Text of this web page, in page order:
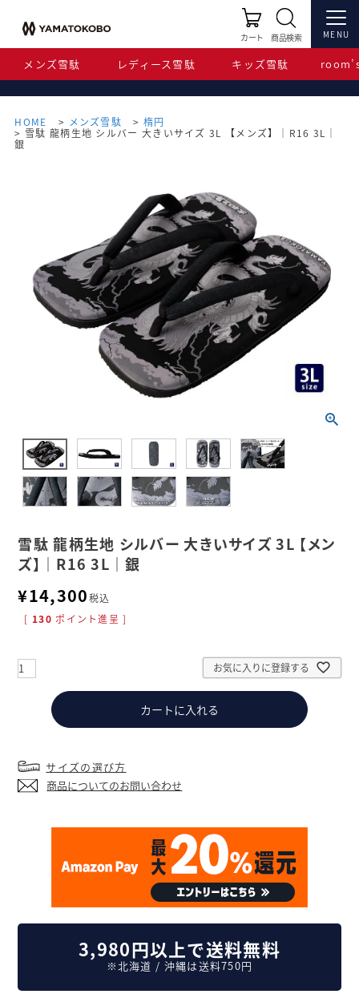
カート 商品検索
メンズ雪駄 レディース雪駄 キッズ雪駄
MENU
HOME メンズ雪駄
楕円
雪駄 龍柄生地 シルバー 大きいサイズ 3L 【メンズ】｜R16 3L｜
銀
雪駄 龍柄生地 シルバー 大きいサイズ 3L 【メン
ズ】｜R16 3L｜銀
¥14,300税込
[ 130 ポイント進呈 ]
お気に入りに登録する
カートに入れる
サイズの選び方
商品についてのお問い合わせ
3,980円以上で送料無料
※北海道 / 沖縄は送料750円